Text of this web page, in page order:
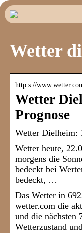
Wetter
http s://
Wetter
Prognose
Wetter Dielheim:
Wetter heute,
morgens die
bedeckt bei
bedeckt, …
Das Wetter in
wetter.com die
und die nächsten
Wetterzustand